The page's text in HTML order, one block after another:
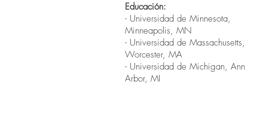
Educación:
- Universidad de Minnesota,
Minneapolis, MN
- Universidad de Massachusetts,
Worcester, MA
- Universidad de Michigan, Ann
Arbor, MI